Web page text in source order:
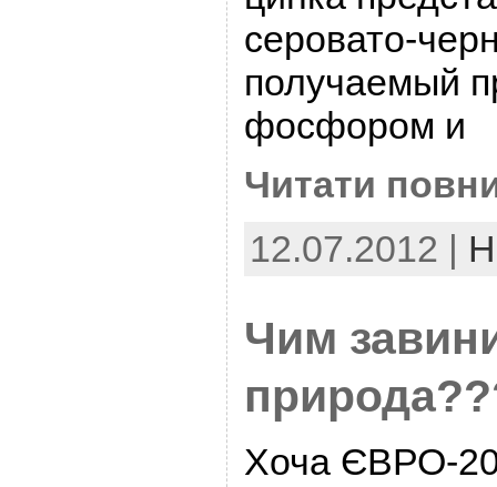
серовато-
получаемый
фосфором и
Читати
12.07.2012 |
Чим
Хоча ЄВРО-